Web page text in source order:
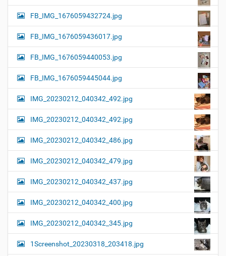
FB_IMG_1676059432724.jpg
FB_IMG_1676059436017.jpg
FB_IMG_1676059440053.jpg
FB_IMG_1676059445044.jpg
IMG_20230212_040342_492.jpg
IMG_20230212_040342_492.jpg
IMG_20230212_040342_486.jpg
IMG_20230212_040342_479.jpg
IMG_20230212_040342_437.jpg
IMG_20230212_040342_400.jpg
IMG_20230212_040342_345.jpg
1Screenshot_20230318_203418.jpg